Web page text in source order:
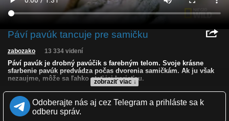
Páví pavúk tancuje pre samičku
zobraziť viac ↓
zabozako 13 334 videní
Páví pavúk je drobný pavúčik s farebným telom. Svoje krásne
sfarbenie pavúk predvádza počas dvorenia samičkám. Ak ju však
nezaujme, môže sa ľahko stať jej korisťou.
Kvalita:
Zverejnené: 5.1.2016 14:26
Páči sa: 100% (8 hlasov)
Odoberajte nás aj cez Telegram a prihláste sa k
odberu správ.